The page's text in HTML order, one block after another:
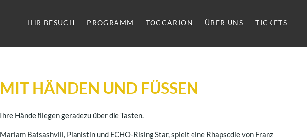
IHR BESUCH PROGRAMM TOCCARION ÜBER UNS TICKETS
MIT HÄNDEN UND FÜSSEN
Ihre Hände fliegen geradezu über die Tasten.
Mariam Batsashvili, Pianistin und ECHO-Rising Star, spielt eine Rhapsodie von Franz